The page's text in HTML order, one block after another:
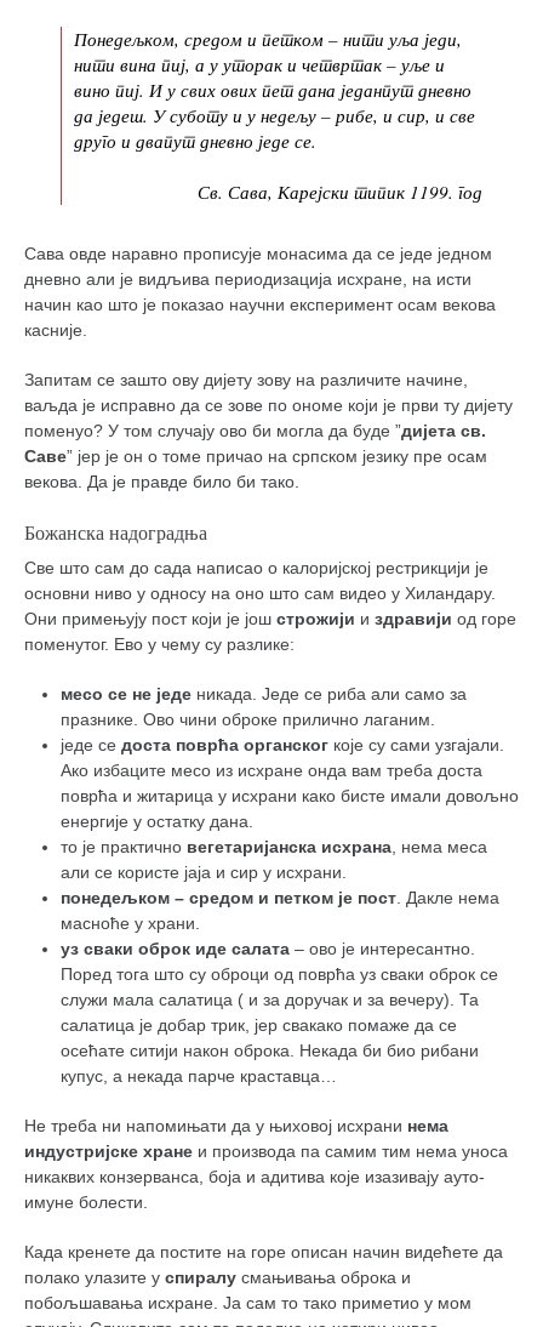
Понедељком, средом и петком – нити уља једи,
нити вина пиј, а у уторак и четвртак – уље и
вино пиј. И у свих ових пет дана једанпут дневно
да једеш. У суботу и у недељу – рибе, и сир, и све
друго и двапут дневно једе се.
Св. Сава, Карејски типик 1199. год
Сава овде наравно прописује монасима да се једе једном
дневно али је видљива периодизација исхране, на исти
начин као што је показао научни експеримент осам векова
касније.
Запитам се зашто ову дијету зову на различите начине,
ваљда је исправно да се зове по ономе који је први ту дијету
поменуо? У том случају ово би могла да буде ”дијета св.
Саве” јер је он о томе причао на српском језику пре осам
векова. Да је правде било би тако.
Божанска надоградња
Све што сам до сада написао о калоријској рестрикцији је
основни ниво у односу на оно што сам видео у Хиландару.
Они примењују пост који је још строжији и здравији од горе
поменутог. Ево у чему су разлике:
месо се не једе никада. Једе се риба али само за
празнике. Ово чини оброке прилично лаганим.
једе се доста поврћа органског које су сами узгајали.
Ако избаците месо из исхране онда вам треба доста
поврћа и житарица у исхрани како бисте имали довољно
енергије у остатку дана.
то је практично вегетаријанска исхрана, нема меса
али се користе јаја и сир у исхрани.
понедељком – средом и петком је пост. Дакле нема
масноће у храни.
уз сваки оброк иде салата – ово је интересантно.
Поред тога што су оброци од поврћа уз сваки оброк се
служи мала салатица ( и за доручак и за вечеру). Та
салатица је добар трик, јер свакако помаже да се
осећате ситији након оброка. Некада би био рибани
купус, а некада парче краставца…
Не треба ни напомињати да у њиховој исхрани нема
индустријске хране и производа па самим тим нема уноса
никаквих конзерванса, боја и адитива које изазивају ауто-
имуне болести.
Када кренете да постите на горе описан начин видећете да
полако улазите у спиралу смањивања оброка и
побољшавања исхране. Ја сам то тако приметио у мом